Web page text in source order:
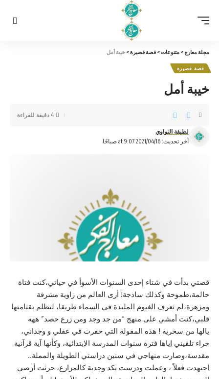
مجلة معارج> متنوعات> قصة قصيرة> خيبة أمل
قصة قصيرة
خيبة أمل
آخر تحديث: 2021/04/16 at 9:07 صباحًا
لطيفة النواوي
4 دقيقة للقراءة
قصتي بدأت في شتاء إحدى السنوات الأسوأ في حياتي،كنت فتاة
حالمة،طموحة وكذلك ساذجة! أرى العالم من زاوية مشرقة
ومزهرة،لم تعرف الغيوم الملبدة في السماء طريقا، لتظلم بقتامتها
قلبي،كنت أمشي على منهج “من جد وجد ومن زرع حصد” ههه
يالها من سخرية ! هذه المقولة التي حفرت في عقلي و وجداني،
جراء تلقيني إياها فترة سنوات المدرسة الإبتدائية، وكأنها آية قرآنية
مقدسة،وصارت منهاجي في سنين دراستي الطويلة والمملة..
اجتهدت فعلاً ، وعملت ودرست بكد وجدية كالمزارع، حرثت أرضي